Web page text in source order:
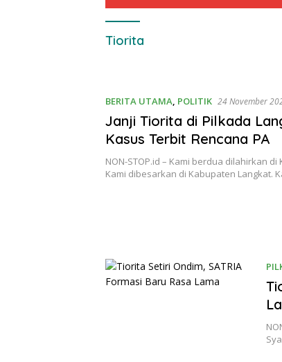
Tiorita
BERITA UTAMA, POLITIK 24 November
Janji Tiorita di Pilkada
Kasus Terbit Rencana PA
NON-STOP.id – Kami berdua dilahirkan
Kami dibesarkan di Kabupaten Langkat.